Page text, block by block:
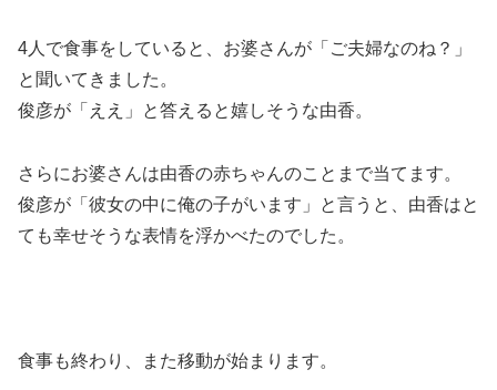
4人で食事をしていると、お婆さんが「ご夫婦なのね？」
と聞いてきました。
俊彦が「ええ」と答えると嬉しそうな由香。
さらにお婆さんは由香の赤ちゃんのことまで当てます。
俊彦が「彼女の中に俺の子がいます」と言うと、由香はと
ても幸せそうな表情を浮かべたのでした。
食事も終わり、また移動が始まります。